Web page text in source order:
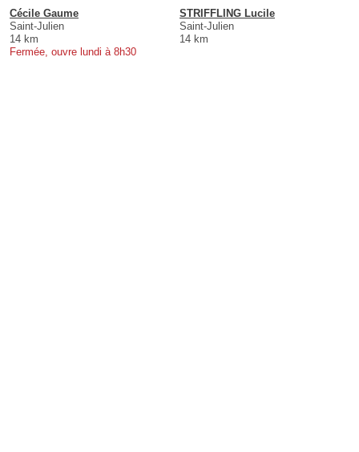
Cécile Gaume
Saint-Julien
14 km
Fermée, ouvre lundi à 8h30
STRIFFLING Lucile
Saint-Julien
14 km